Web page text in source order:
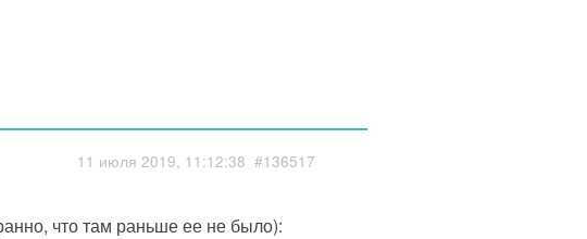
11 июля 2019, 11:12:38 #136517
что там раньше ее не было):